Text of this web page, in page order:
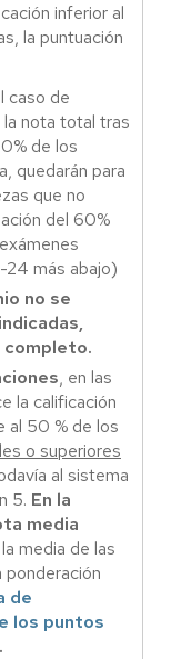
inferior al
la puntuación
caso de
la nota total tras
de los
quedarán para
que no
del 60%
más abajo)
no se
completo.
, en las
la calificación
al 50 % de los
o superiores
al sistema
5. En la
media
media de las
de
los puntos
.